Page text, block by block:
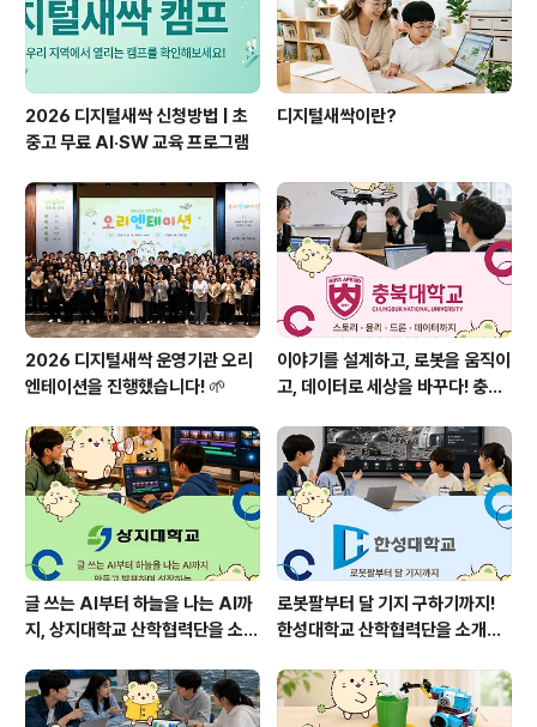
기 전 흥미로웠고 코딩에 빨리 ..
2026 디지털새싹 신청방법 | 초
중고 무료 AI·SW 교육 프로그램
디지털새싹이란?
2026 디지털새싹 운영기관 오리
엔테이션을 진행했습니다! 🌱
이야기를 설계하고, 로봇을 움직이
고, 데이터로 세상을 바꾸다! 충북
🌱
글 쓰는 AI부터 하늘을 나는 AI까
지, 상지대학교 산학협력단을 소개
로봇팔부터 달 기지 구하기까지!
한성대학교 산학협력단을 소개합